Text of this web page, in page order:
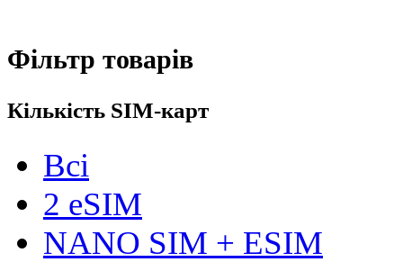
Фільтр товарів
Кількість SIM-карт
Всі
2 eSIM
NANO SIM + ESIM